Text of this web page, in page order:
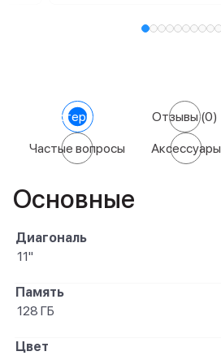
Характеристики Отзывы(0)
Частые вопросы Аксессуары
Основные
Диагональ
11"
Память
128 ГБ
Цвет